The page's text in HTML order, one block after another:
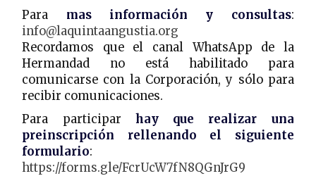
Para mas información y consultas:
info@laquintaangustia.org
Recordamos que el canal WhatsApp de la
Hermandad no está habilitado para
comunicarse con la Corporación, y sólo para
recibir comunicaciones.
Para participar hay que realizar una
preinscripción rellenando el siguiente
formulario:
https://forms.gle/FcrUcW7fN8QGnJrG9